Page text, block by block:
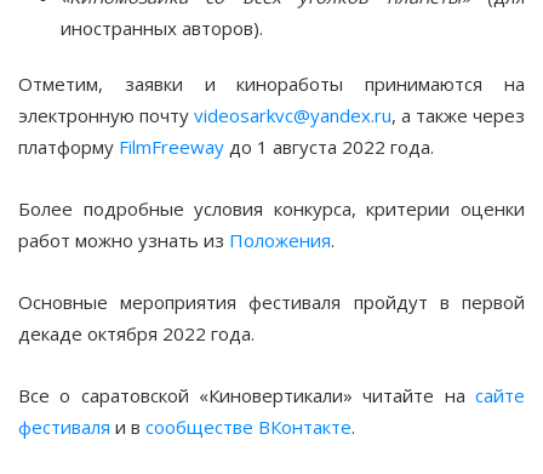
иностранных авторов).
Отметим, заявки и киноработы принимаются на
электронную почту videosarkvc@yandex.ru, а также через
платформу FilmFreeway до 1 августа 2022 года.
Более подробные условия конкурса, критерии оценки
работ можно узнать из Положения.
Основные мероприятия фестиваля пройдут в первой
декаде октября 2022 года.
Все о саратовской «Киновертикали» читайте на сайте
фестиваля и в сообществе ВКонтакте.